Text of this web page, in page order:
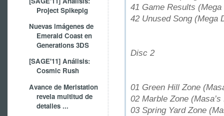
Project Spikepig
Nuevas imágenes de
Emerald Coast en
Generations 3DS
[SAGE'11] Análisis:
Cosmic Rush
Avance de Meristation
revela multitud de
detalles ...
41 Game Results
42 Unused Song (Mega
Disc 2
01 Green Hill Zone
02 Marble Zone
03 Spring Yard Zone